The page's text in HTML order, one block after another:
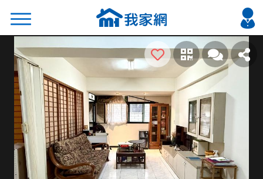
搜尋
熱門關鍵字
2026 台北降價好屋限量釋出
2026 新北降價好屋限量釋出
2026 台中降價好屋限量釋出
2026 台南降價好屋限量釋出